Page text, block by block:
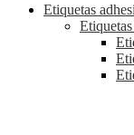
Etiquetas